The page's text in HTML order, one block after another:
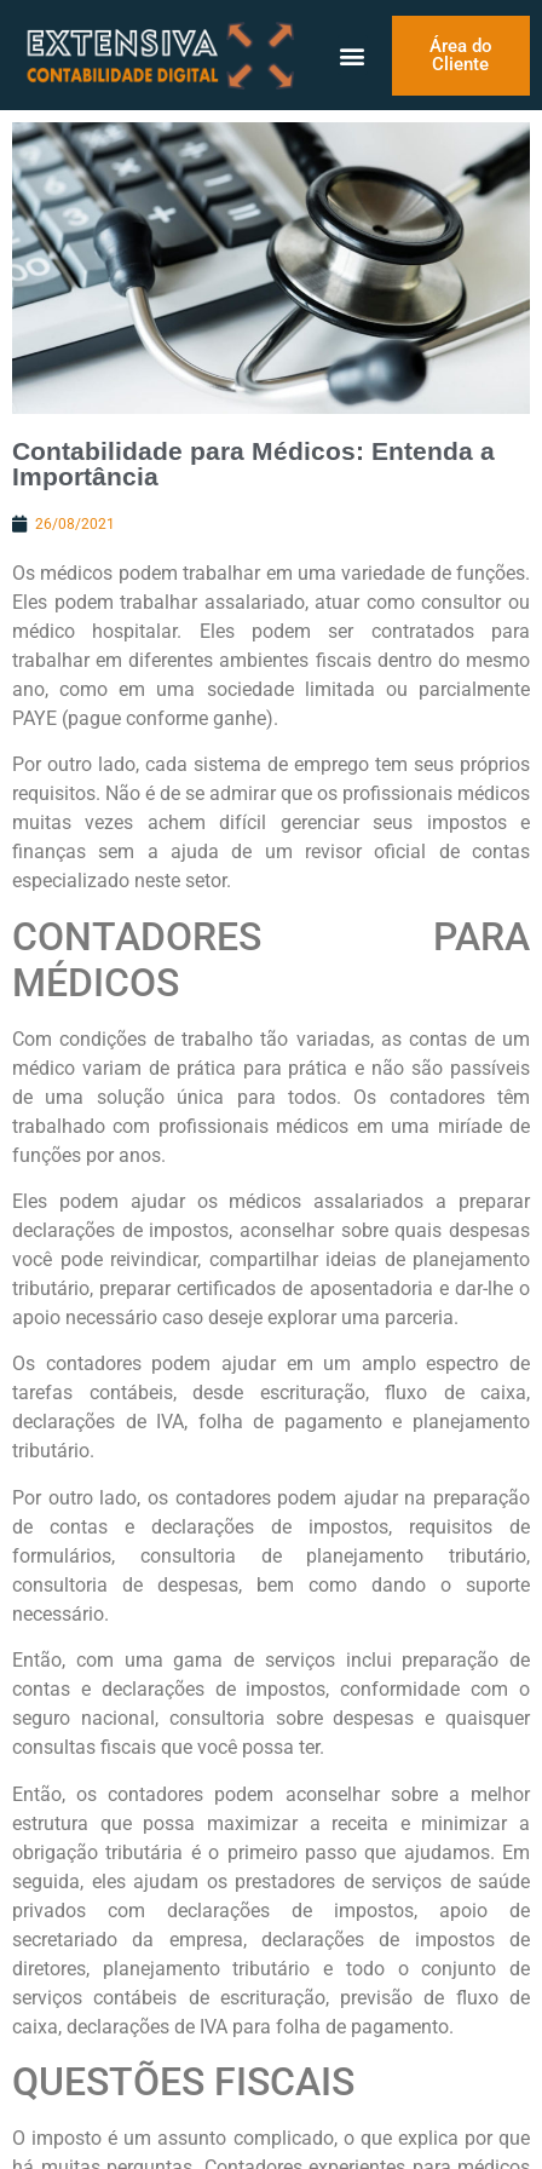
Área do
Cliente
Contabilidade para Médicos: Entenda a
Importância
26/08/2021
Os médicos podem trabalhar em uma variedade de funções.
Eles podem trabalhar assalariado, atuar como consultor ou
médico hospitalar. Eles podem ser contratados para
trabalhar em diferentes ambientes fiscais dentro do mesmo
ano, como em uma sociedade limitada ou parcialmente
PAYE (pague conforme ganhe).
Por outro lado, cada sistema de emprego tem seus próprios
requisitos. Não é de se admirar que os profissionais médicos
muitas vezes achem difícil gerenciar seus impostos e
finanças sem a ajuda de um revisor oficial de contas
especializado neste setor.
CONTADORES PARA
MÉDICOS
Com condições de trabalho tão variadas, as contas de um
médico variam de prática para prática e não são passíveis
de uma solução única para todos. Os contadores têm
trabalhado com profissionais médicos em uma miríade de
funções por anos.
Eles podem ajudar os médicos assalariados a preparar
declarações de impostos, aconselhar sobre quais despesas
você pode reivindicar, compartilhar ideias de planejamento
tributário, preparar certificados de aposentadoria e dar-lhe o
apoio necessário caso deseje explorar uma parceria.
Os contadores podem ajudar em um amplo espectro de
tarefas contábeis, desde escrituração, fluxo de caixa,
declarações de IVA, folha de pagamento e planejamento
tributário.
Por outro lado, os contadores podem ajudar na preparação
de contas e declarações de impostos, requisitos de
formulários, consultoria de planejamento tributário,
consultoria de despesas, bem como dando o suporte
necessário.
Então, com uma gama de serviços inclui preparação de
contas e declarações de impostos, conformidade com o
seguro nacional, consultoria sobre despesas e quaisquer
consultas fiscais que você possa ter.
Então, os contadores podem aconselhar sobre a melhor
estrutura que possa maximizar a receita e minimizar a
obrigação tributária é o primeiro passo que ajudamos. Em
seguida, eles ajudam os prestadores de serviços de saúde
privados com declarações de impostos, apoio de
secretariado da empresa, declarações de impostos de
diretores, planejamento tributário e todo o conjunto de
serviços contábeis de escrituração, previsão de fluxo de
caixa, declarações de IVA para folha de pagamento.
QUESTÕES FISCAIS
O imposto é um assunto complicado, o que explica por que